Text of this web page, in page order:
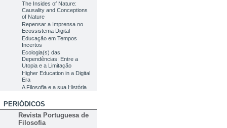
The Insides of Nature:
Causality and Conceptions
of Nature
Repensar a Imprensa no
Ecossistema Digital
Educação em Tempos
Incertos
Ecologia(s) das
Dependências: Entre a
Utopia e a Limitação
Higher Education in a Digital
Era
A Filosofia e a sua História
PERIÓDICOS
Revista Portuguesa de
Filosofia